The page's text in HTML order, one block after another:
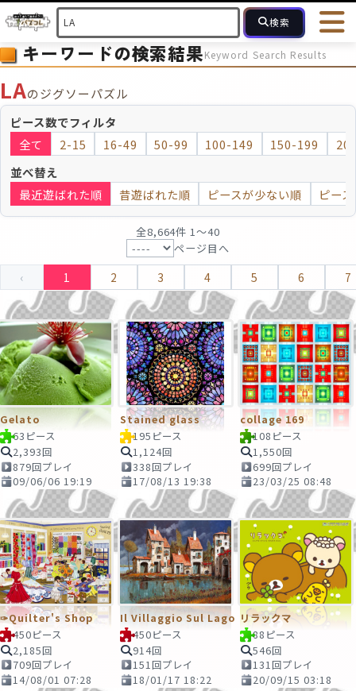
検索
HOME 会員登録
ログイン
最近投稿され
ピース数 2～15 16～49 50～99 100
モザイク モザイクのみ
キーワードの検索結果Keyword Search Results
LAのジグソーパズル
ピース数でフィルタ
全て
2-15 16-49 50-99 100-149 150-199
並べ替え
最近遊ばれた順
昔遊ばれた順 ピースが少ない順 ピー
全8,664件 1〜40
ページ目へ
‹ 1 2 3 4 5 6 7
Gelato
63ピース
2,393回
879回プレイ
09/06/06 19:19
Stained glass
195ピース
1,124回
338回プレイ
17/08/13 19:38
collage 169
108ピース
1,550回
699回プレイ
23/03/25 08:48
✑Quilter's Shop
450ピース
2,185回
709回プレイ
14/08/01 07:28
Il Villaggio Sul Lago
450ピース
914回
151回プレイ
18/01/17 18:22
リラックマ
88ピース
546回
131回プレイ
20/09/15 03:18